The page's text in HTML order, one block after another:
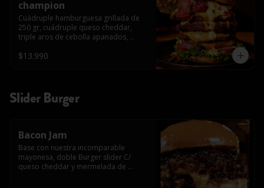
champion
Cuádruple hamburguesa grillada de
250 gr, cuádruple queso cheddar,
triple aros de cebolla apanados,
morada, pepinillo, chedar sause y los
$13.990
Slider Burger
Bacon Jam
Base con nuestra incomparable
mayonesa, doble Burger slider C/
queso cheddar y mermelada de